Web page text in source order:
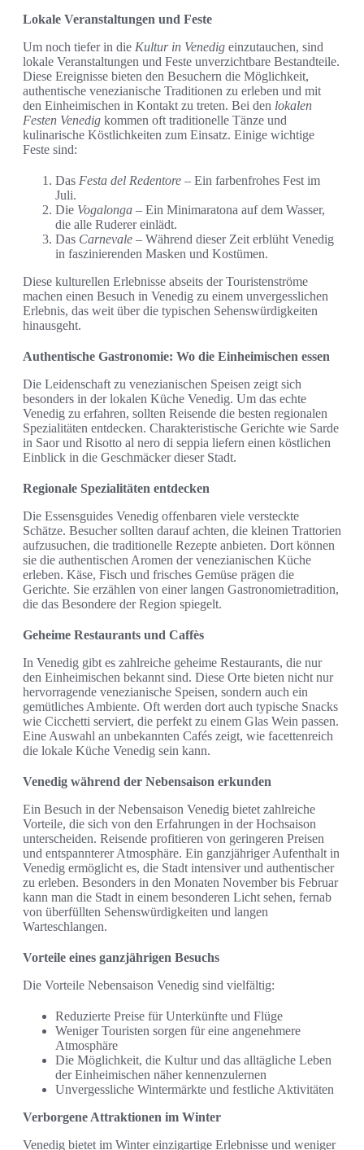
Lokale Veranstaltungen und Feste
Um noch tiefer in die Kultur in Venedig einzutauchen, sind
lokale Veranstaltungen und Feste unverzichtbare Bestandteile.
Diese Ereignisse bieten den Besuchern die Möglichkeit,
authentische venezianische Traditionen zu erleben und mit
den Einheimischen in Kontakt zu treten. Bei den lokalen
Festen Venedig kommen oft traditionelle Tänze und
kulinarische Köstlichkeiten zum Einsatz. Einige wichtige
Feste sind:
Das Festa del Redentore – Ein farbenfrohes Fest im
Juli.
Die Vogalonga – Ein Minimaratona auf dem Wasser,
die alle Ruderer einlädt.
Das Carnevale – Während dieser Zeit erblüht Venedig
in faszinierenden Masken und Kostümen.
Diese kulturellen Erlebnisse abseits der Touristenströme
machen einen Besuch in Venedig zu einem unvergesslichen
Erlebnis, das weit über die typischen Sehenswürdigkeiten
hinausgeht.
Authentische Gastronomie: Wo die Einheimischen essen
Die Leidenschaft zu venezianischen Speisen zeigt sich
besonders in der lokalen Küche Venedig. Um das echte
Venedig zu erfahren, sollten Reisende die besten regionalen
Spezialitäten entdecken. Charakteristische Gerichte wie Sarde
in Saor und Risotto al nero di seppia liefern einen köstlichen
Einblick in die Geschmäcker dieser Stadt.
Regionale Spezialitäten entdecken
Die Essensguides Venedig offenbaren viele versteckte
Schätze. Besucher sollten darauf achten, die kleinen Trattorien
aufzusuchen, die traditionelle Rezepte anbieten. Dort können
sie die authentischen Aromen der venezianischen Küche
erleben. Käse, Fisch und frisches Gemüse prägen die
Gerichte. Sie erzählen von einer langen Gastronomietradition,
die das Besondere der Region spiegelt.
Geheime Restaurants und Caffès
In Venedig gibt es zahlreiche geheime Restaurants, die nur
den Einheimischen bekannt sind. Diese Orte bieten nicht nur
hervorragende venezianische Speisen, sondern auch ein
gemütliches Ambiente. Oft werden dort auch typische Snacks
wie Cicchetti serviert, die perfekt zu einem Glas Wein passen.
Eine Auswahl an unbekannten Cafés zeigt, wie facettenreich
die lokale Küche Venedig sein kann.
Venedig während der Nebensaison erkunden
Ein Besuch in der Nebensaison Venedig bietet zahlreiche
Vorteile, die sich von den Erfahrungen in der Hochsaison
unterscheiden. Reisende profitieren von geringeren Preisen
und entspannterer Atmosphäre. Ein ganzjähriger Aufenthalt in
Venedig ermöglicht es, die Stadt intensiver und authentischer
zu erleben. Besonders in den Monaten November bis Februar
kann man die Stadt in einem besonderen Licht sehen, fernab
von überfüllten Sehenswürdigkeiten und langen
Warteschlangen.
Vorteile eines ganzjährigen Besuchs
Die Vorteile Nebensaison Venedig sind vielfältig:
Reduzierte Preise für Unterkünfte und Flüge
Weniger Touristen sorgen für eine angenehmere
Atmosphäre
Die Möglichkeit, die Kultur und das alltägliche Leben
der Einheimischen näher kennenzulernen
Unvergessliche Wintermärkte und festliche Aktivitäten
Verborgene Attraktionen im Winter
Venedig bietet im Winter einzigartige Erlebnisse und weniger